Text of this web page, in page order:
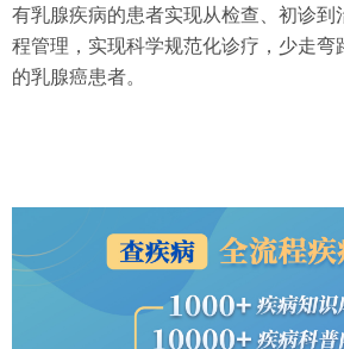
有乳腺疾病的患者实现从检查、初诊到
程管理，实现科学规范化诊疗，少走弯
的乳腺癌患者。